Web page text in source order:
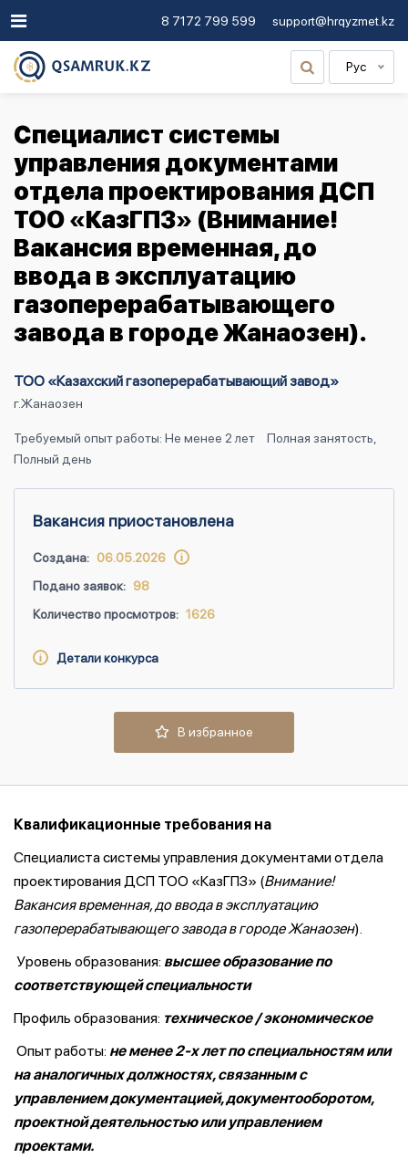
8 7172 799 599 support@hrqyzmet.kz
Рус
Специалист системы
управления документами
отдела проектирования ДСП
ТОО «КазГПЗ» (Внимание!
Вакансия временная, до
ввода в эксплуатацию
газоперерабатывающего
завода в городе Жанаозен).
ТОО «Казахский газоперерабатывающий завод»
г.Жанаозен
Требуемый опыт работы: Не менее 2 лет
Полная занятость,
Полный день
Вакансия приостановлена
Создана: 06.05.2026
Подано заявок: 98
Количество просмотров: 1626
Детали конкурса
В избранное
Квалификационные требования на
Специалиста системы управления документами отдела
проектирования ДСП ТОО «КазГПЗ» (Внимание!
Вакансия временная, до ввода в эксплуатацию
газоперерабатывающего завода в городе Жанаозен).
Уровень образования: высшее образование по
соответствующей специальности
Профиль образования: техническое / экономическое
Опыт работы: не менее 2-х лет по специальностям или
на аналогичных должностях, связанным с
управлением документацией, документооборотом,
проектной деятельностью или управлением
проектами.